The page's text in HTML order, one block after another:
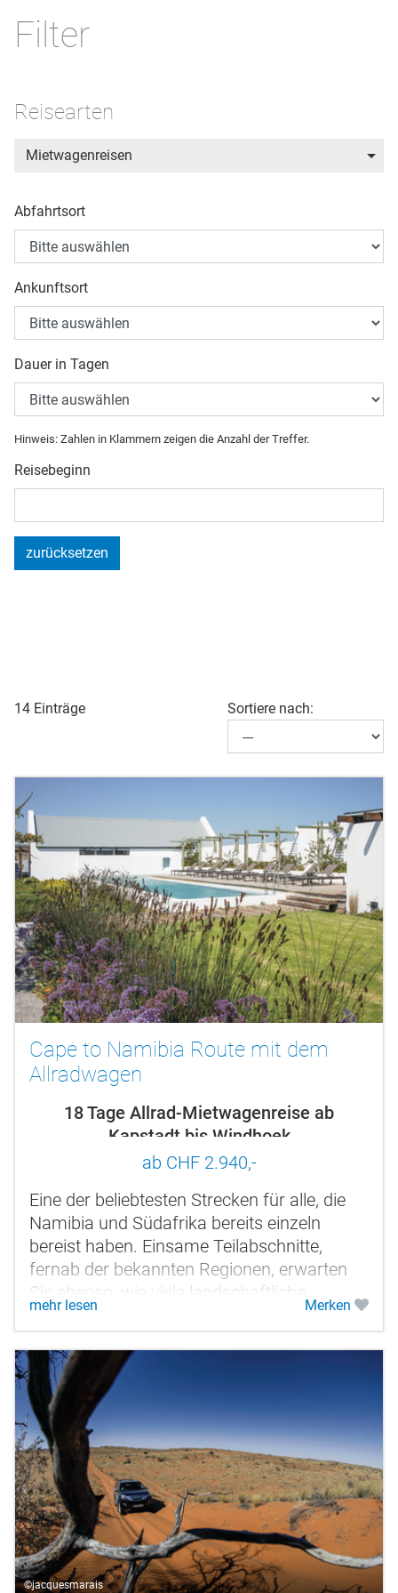
Filter
Reisearten
Mietwagenreisen
Abfahrtsort
Ankunftsort
Dauer in Tagen
Hinweis: Zahlen in Klammern zeigen die Anzahl der Treffer.
Reisebeginn
zurücksetzen
14 Einträge Sortiere nach:
Cape to Namibia Route mit dem
Allradwagen
18 Tage Allrad-Mietwagenreise ab
Kapstadt bis Windhoek
ab CHF 2.940,-
Eine der beliebtesten Strecken für alle, die
Namibia und Südafrika bereits einzeln
bereist haben. Einsame Teilabschnitte,
fernab der bekannten Regionen, erwarten
Sie ebenso, wie viele landschaftliche
Attraktionen. Die Cederberge, das...
mehr lesen Merken
©jacquesmarais